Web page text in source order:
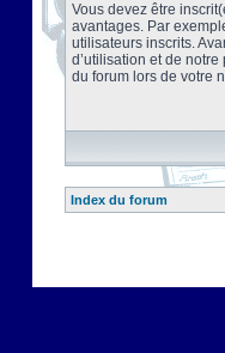
Vous devez être
avantages. Par
utilisateurs inscrits.
d’utilisation et de
du forum lors de votre
Index du forum